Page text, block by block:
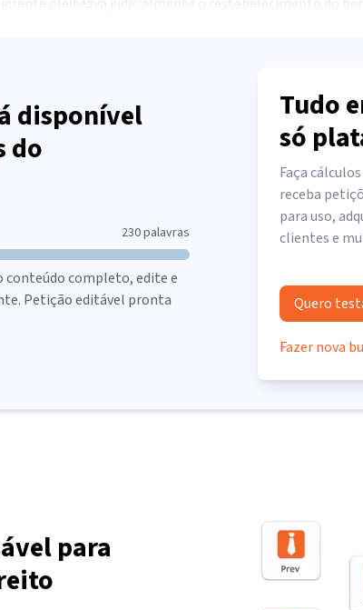
disponível
do
230palavras
conteúdo completo, edite e
Petição editável pronta
Tudo
só
Faça
receba
para uso,
clientes e
Quero
Fazer nova
para